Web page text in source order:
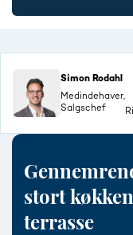
Simon Rodahl
Medindehaver,
Salgschef
stort
terrasse